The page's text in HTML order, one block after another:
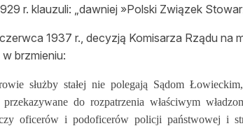
r. klauzuli: „dawniej »Polski Związek
1937 r., decyzją Komisarza Rządu na
brzmieniu:
służby stałej nie polegają Sądom
do rozpatrzenia właściwym
oficerów i podoficerów policji państwowej i